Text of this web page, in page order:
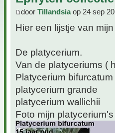
door Tillandsiaop 24 sep
Hier een lijstje van
De platycerium.
Van de platyceriums (
Platycerium bifurcatum
platycerium grande
platycerium wallichii
Foto mijn platycerium's